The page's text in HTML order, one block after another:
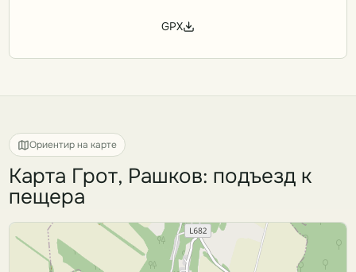
GPX
Ориентир на карте
Карта Грот, Рашков: подъезд к
пещера